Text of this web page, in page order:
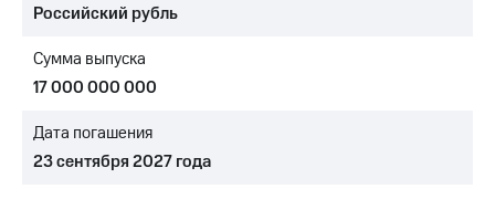
Контакты
Новости
в
и акционерам
Корпоративное
Российский рубль
Сумма выпуска
17 000 000 000
Дата погашения
23 сентября 2027 года